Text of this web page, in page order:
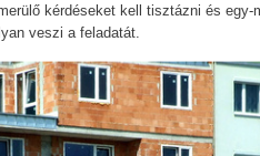
kérdéseket kell tisztázni és
veszi a feladatát.